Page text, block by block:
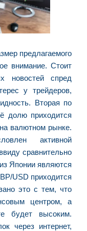
предлагаемого
внимание. Стоит
новостей спред
у трейдеров,
Вторая по
долю приходится
валютном рынке.
активной
сравнительно
Японии являются
USD приходится
это с тем, что
центром, а
будет высоким.
через интернет,